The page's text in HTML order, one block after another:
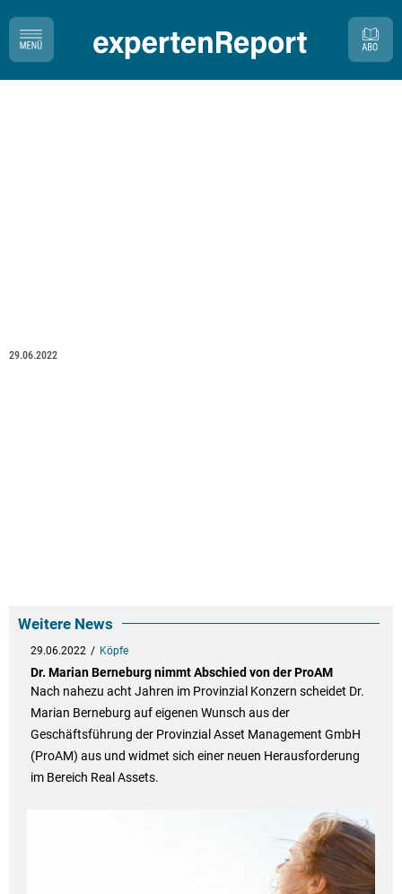
29.06.2022
Weitere News
29.06.2022 Köpfe
Dr. Marian Berneburg nimmt Abschied von der ProAM
Nach nahezu acht Jahren im Provinzial Konzern scheidet Dr.
Marian Berneburg auf eigenen Wunsch aus der
Geschäftsführung der Provinzial Asset Management GmbH
(ProAM) aus und widmet sich einer neuen Herausforderung
im Bereich Real Assets.